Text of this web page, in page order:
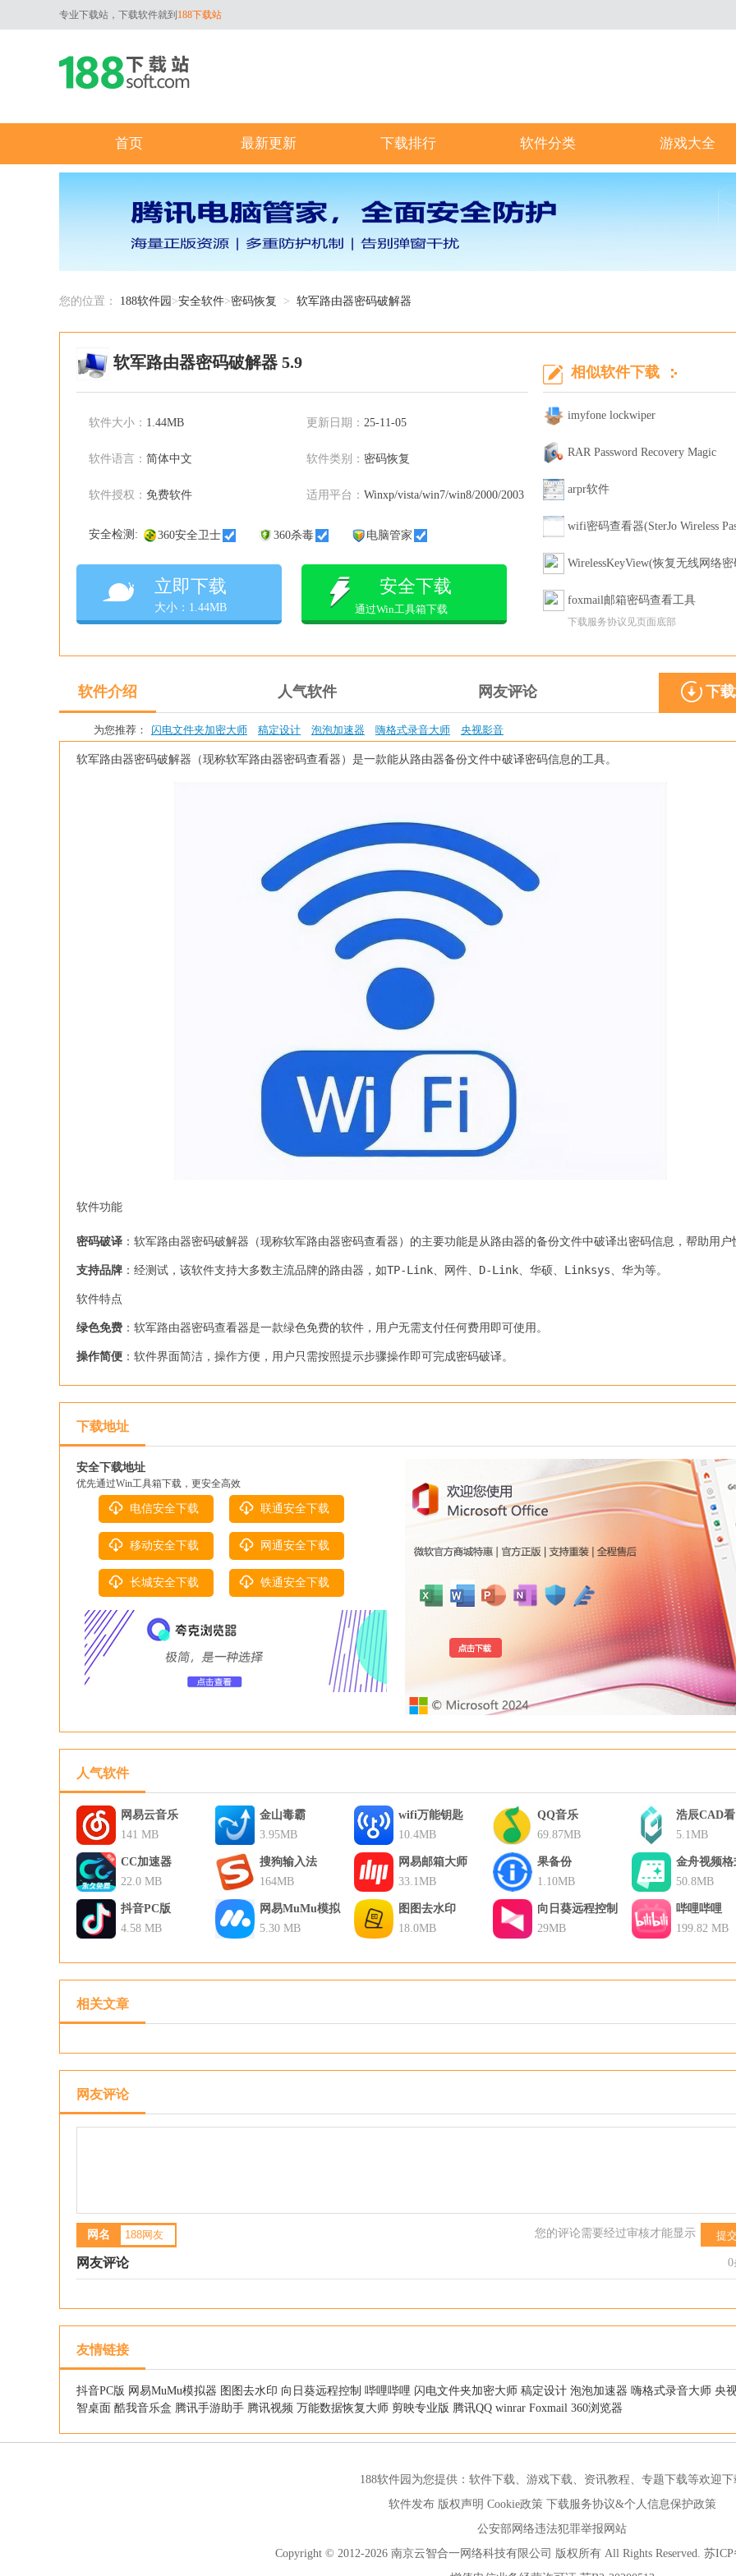
专业下载站，下载软件就到 188下载站
首页 最新更新 下载排行 软件分类 游戏大全
您的位置： 188软件园 >安全软件>密码恢复 > 软军路由器密码破解器
软军路由器密码破解器 5.9
软件大小： 1.44MB 更新日期： 25-11-05
软件语言： 简体中文 软件类别： 密码恢复
软件授权： 免费软件 适用平台： Winxp/vista/win7/win8/2000/2003
安全检测: 360安全卫士 360杀毒 电脑管家
立即下载
大小：1.44MB
安全下载
通过Win工具箱下载
相似软件下载
imyfone lockwiper
RAR Password Recovery Magic
arpr软件
wifi密码查看器(SterJo Wireless
WirelessKeyView(恢复无线网络
foxmail邮箱密码查看工具
下载服务协议见页面底部
软件介绍 人气软件 网友评论 下
为您推荐： 闪电文件夹加密大师 稿定设计 泡泡加速器 嗨格式录音大师 央视影音
软军路由器密码破解器（现称软军路由器密码查看器）是一款能从路由器备份文件中破译密码信息的工具。
软件功能
密码破译 ：软军路由器密码破解器（现称软军路由器密码查看器）的主要功能是从路由器的备份文件中破译出密码信息，帮助用
支持品牌 ：经测试，该软件支持大多数主流品牌的路由器，如TP-Link、网件、D-Link、华硕、Linksys、华为等。
软件特点
绿色免费 ：软军路由器密码查看器是一款绿色免费的软件，用户无需支付任何费用即可使用。
操作简便 ：软件界面简洁，操作方便，用户只需按照提示步骤操作即可完成密码破译。
下载地址
安全下载地址
优先通过Win工具箱下载，更安全高效
电信安全下载 联通安全下载
移动安全下载 网通安全下载
长城安全下载 铁通安全下载
人气软件
网易云音乐
141 MB
金山毒霸
3.95MB
wifi万能钥匙
10.4MB
QQ音乐
69.87MB
浩辰CAD
5.1MB
CC加速器
22.0 MB
搜狗输入法
164MB
网易邮箱大师
33.1MB
果备份
1.10MB
金舟视频格
换器
50.8MB
抖音PC版
4.58 MB
网易MuMu模拟
器
5.30 MB
图图去水印
18.0MB
向日葵远程控制
29MB
哔哩哔哩
199.82 MB
相关文章
网友评论
提
您的评论需要经过审核才能显示
网名
0
网友评论
友情链接
抖音PC版 网易MuMu模拟器 图图去水印 向日葵远程控制 哔哩哔哩 闪电文件夹加密大师 稿定设计 泡泡加速器 嗨格式录音大师 央
智桌面 酷我音乐盒 腾讯手游助手 腾讯视频 万能数据恢复大师 剪映专业版 腾讯QQ winrar Foxmail 360浏览器
188软件园为您提供： 软件下载、 游戏下载、 资讯教程、 专题下载等欢迎下
软件发布 版权声明 Cookie政策 下载服务协议&个人信息保护政策
公安部网络违法犯罪举报网站
Copyright © 2012-2026 南京云智合一网络科技有限公司 版权所有 All Rights Reserved. 苏ICP